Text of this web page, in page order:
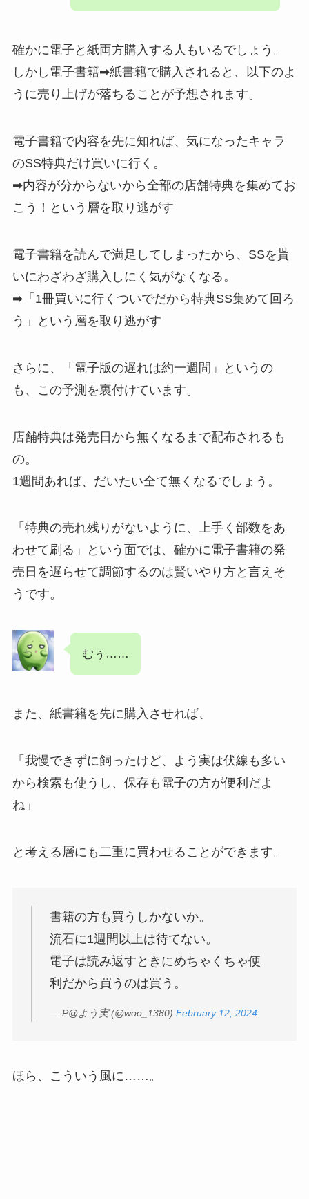
確かに電子と紙両方購入する人もいるでしょう。
しかし 電子書籍➡紙書籍で購入されると、以下のよ
うに売り上げが落ちることが予想されます。
電子書籍で内容を先に知れば、気になったキャラ
のSS特典だけ買いに行く。
➡内容が分からないから全部の店舗特典を集めてお
こう！という層を取り逃がす
電子書籍を読んで満足してしまったから、SSを貰
いにわざわざ購入しにく気がなくなる。
➡「1冊買いに行くついでだから特典SS集めて回ろ
う」という層を取り逃がす
さらに、
「電子版の遅れは約一週間」というの
も、この予測を裏付けています。
店舗特典は発売日から無くなるまで配布されるも
の。
1週間あれば、だいたい全て無くなるでしょう。
「特典の売れ残りがないように、上手く部数をあ
わせて刷る」という面では、確かに電子書籍の発
売日を遅らせて調節するのは賢いやり方と言えそ
うです。
むぅ……
また、紙書籍を先に購入させれば、
「我慢できずに飼ったけど、よう実は伏線も多い
から検索も使うし、保存も電子の方が便利だよ
ね」
と考える層にも二重に買わせることができます。
書籍の方も買うしかないか。
流石に1週間以上は待てない。
電子は読み返すときにめちゃくちゃ便
利だから買うのは買う。
— P@よう実 (@woo_1380) February 12, 2024
ほら、こういう風に……。